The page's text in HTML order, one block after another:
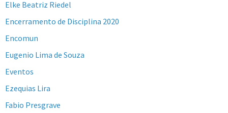
Elke Beatriz Riedel
Encerramento de Disciplina 2020
Encomun
Eugenio Lima de Souza
Eventos
Ezequias Lira
Fabio Presgrave